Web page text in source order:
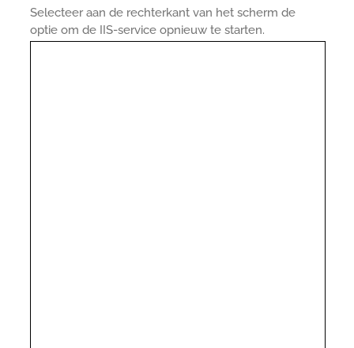
Selecteer aan de rechterkant van het scherm de
optie om de IIS-service opnieuw te starten.